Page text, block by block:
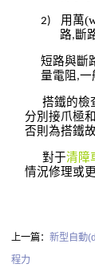
2) 用萬
路, 斷
短路與斷
量電阻 ,一
搭鐵的檢
分別接爪極
否則為搭鐵
對于清障
情況修理或
上一篇： 新型自動
程力